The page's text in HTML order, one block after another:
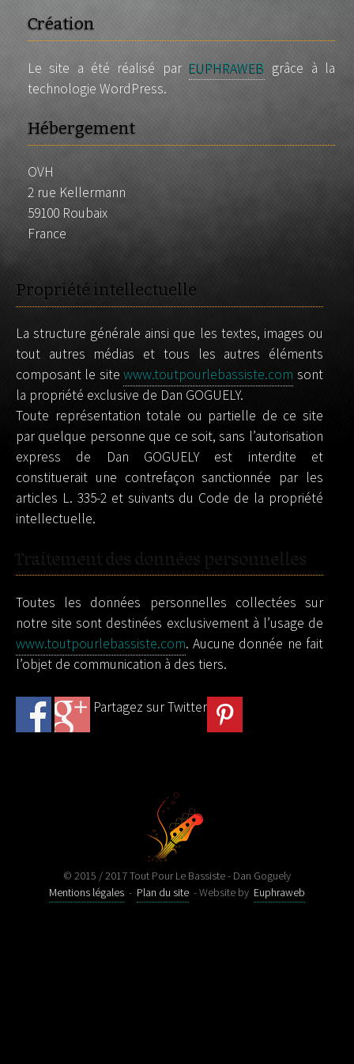
Création
Le site a été réalisé par EUPHRAWEB grâce à la
technologie WordPress.
Hébergement
OVH
2 rue Kellermann
59100 Roubaix
France
Propriété intellectuelle
La structure générale ainsi que les textes, images ou
tout autres médias et tous les autres éléments
composant le sitewww.toutpourlebassiste.com sont
la propriété exclusive de Dan GOGUELY.
Toute représentation totale ou partielle de ce site
par quelque personne que ce soit, sans l’autorisation
express de Dan GOGUELY est interdite et
constituerait une contrefaçon sanctionnée par les
articles L. 335-2 et suivants du Code de la propriété
intellectuelle.
Traitement des données personnelles
Toutes les données personnelles collectées sur
notre site sont destinées exclusivement à l’usage de
www.toutpourlebassiste.com. Aucune donnée ne fait
l’objet de communication à des tiers.
Partagez sur Twitter
© 2015 / 2017 Tout Pour Le Bassiste - Dan Goguely
Mentions légales - Plan du site - Website by Euphraweb